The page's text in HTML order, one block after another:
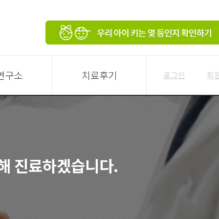
구소 치료후기 로그인 회
진료하겠습니다.